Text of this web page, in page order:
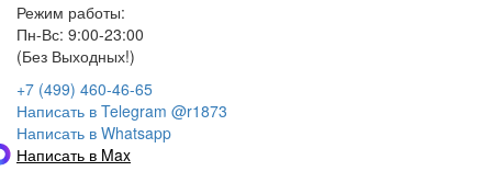
Режим работы:
Пн-Вс: 9:00-23:00
(Без Выходных!)
+7 (499) 460-46-65
Написать в Telegram @r1873
Написать в Whatsapp
Написать в Max